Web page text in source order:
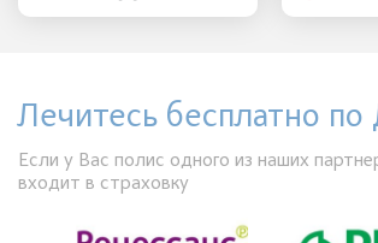
Лечитесь бесплатно
Если у Вас полис одного из наших
входит в страховку